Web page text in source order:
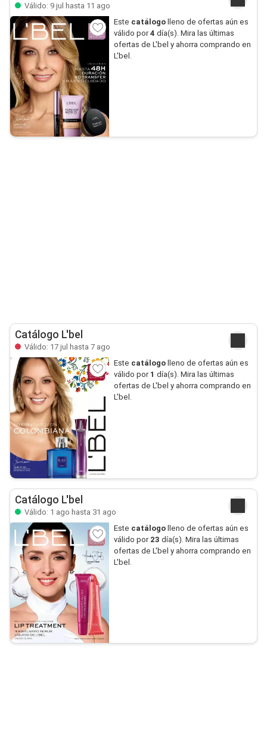
Válido: 9 jul hasta 11 ago
Este catálogolleno de ofertas aún es
válido por4 día(s). Mira las últimas
ofertas de L'bel y ahorra comprando en
L'bel.
Catálogo L'bel
Válido: 17 jul hasta 7 ago
Este catálogolleno de ofertas aún es
válido por 1 día(s). Mira las últimas
ofertas de L'bel y ahorra comprando en
L'bel.
Catálogo L'bel
Válido: 1 ago hasta 31 ago
Este catálogolleno de ofertas aún es
válido por 23 día(s). Mira las últimas
ofertas de L'bel y ahorra comprando en
L'bel.